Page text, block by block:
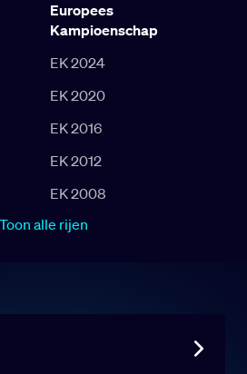
Europees
Kampioenschap
EK 2024
EK 2020
EK 2016
EK 2012
EK 2008
Toon alle rijen